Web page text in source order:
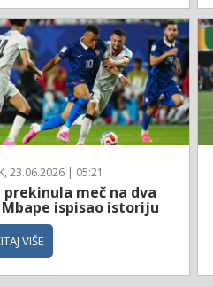
23.06.2026 | 05:21
prekinula meč na dva
ispisao istoriju
VIŠE